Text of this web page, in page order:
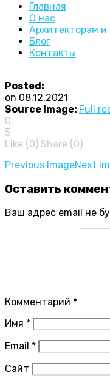
Главная
О нас
Архитекторам
Блог
Контакты
Posted:
on 08.12.2021
Source Image: Full
0
5
Like (0) Share (0)
Image
Previous ImageNext
Оставить
Ваш адрес email не
Комментарий *
Имя *
Email *
Сайт